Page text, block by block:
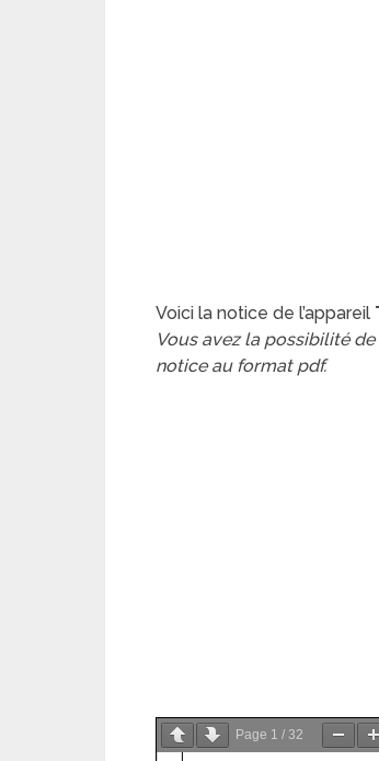
Voici la notice de l’appareil
Vous avez la possibilité
notice au format pdf.
Page 1 / 32